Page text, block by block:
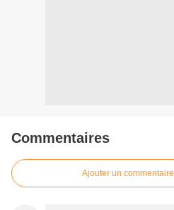
Commentaires
Ajouter un commentaire